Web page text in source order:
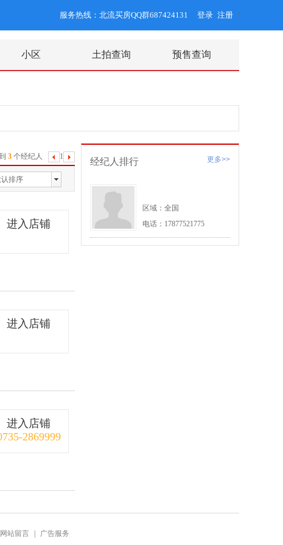
服务热线：北流买房QQ群687424131 登录 /
注册
小区 土拍查询 预售查询
3 个经纪人 1
下
排序
进入店铺
进入店铺
进入店铺
2869999
更多>>
经纪人排行
区域：全国
电话：17877521775
网站留言 广告服务